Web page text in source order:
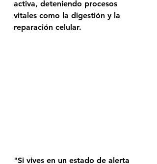
activa, deteniendo procesos
vitales como la digestión y la
reparación celular.
"Si vives en un estado de alerta